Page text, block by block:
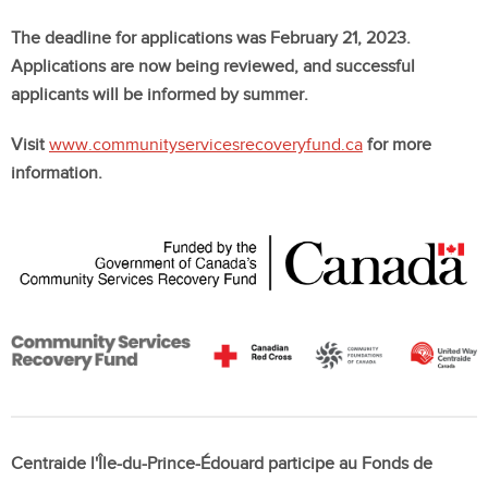
The deadline for applications was February 21, 2023.
Applications are now being reviewed, and successful
applicants will be informed by summer.
Visit www.communityservicesrecoveryfund.ca for more
information.
Centraide l'Île-du-Prince-Édouard participe au Fonds de